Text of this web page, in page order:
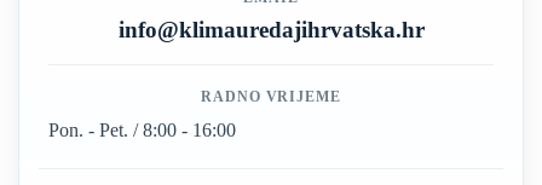
info@klimauredajihrvatska.hr
RADNO VRIJEME
Pon. - Pet. / 8:00 - 16:00